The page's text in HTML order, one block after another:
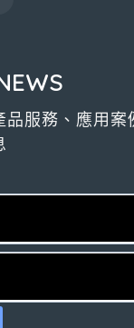
品服務、應用案